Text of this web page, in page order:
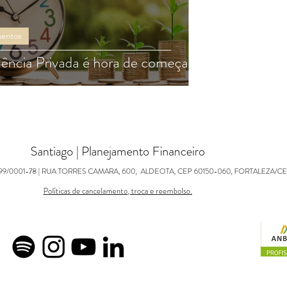
Privada é hora de começar
Santiago | Planejamento Financeiro
0001-78 | RUA TORRES CAMARA, 600, ALDEOTA, CEP 60150-060, FORTALEZA/CE
Políticas de cancelamento, troca e reembolso.